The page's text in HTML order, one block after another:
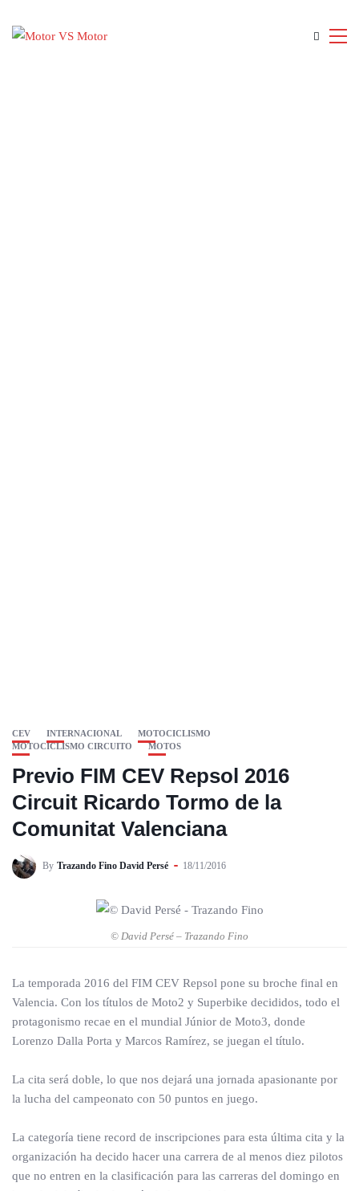
CEV INTERNACIONAL
MOTOCICLISMO
MOTOCICLISMO CIRCUITO
MOTOS
Previo FIM CEV Repsol 2016
Circuit Ricardo Tormo de la
Comunitat Valenciana
By Trazando Fino David Persé 18/11/2016
© David Persé – Trazando Fino
La temporada 2016 del FIM CEV Repsol pone su broche final en
Valencia. Con los títulos de Moto2 y Superbike decididos, todo el
protagonismo recae en el mundial Júnior de Moto3, donde
Lorenzo Dalla Porta y Marcos Ramírez, se juegan el título.
La cita será doble, lo que nos dejará una jornada apasionante por
la lucha del campeonato con 50 puntos en juego.
La categoría tiene record de inscripciones para esta última cita y la
organización ha decido hacer una carrera de al menos diez pilotos
que no entren en la clasificación para las carreras del domingo en